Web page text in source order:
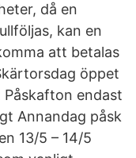
då en
kan en
att betalas
öppet
endast
Annandag påsk
13/5 – 14/5